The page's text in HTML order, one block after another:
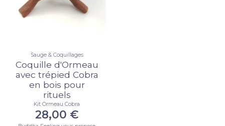
Sauge & Coquillages
Coquille d'Ormeau
avec trépied Cobra
en bois pour
rituels
Kit Ormeau Cobra
28,00 €